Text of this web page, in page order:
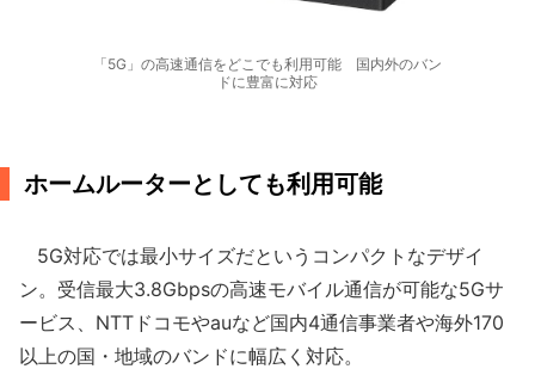
「5G」の高速通信をどこでも利用可能 国内外のバン
ドに豊富に対応
ホームルーターとしても利用可能
5G対応では最小サイズだというコンパクトなデザイ
ン。受信最大3.8Gbpsの高速モバイル通信が可能な5Gサ
ービス、NTTドコモやauなど国内4通信事業者や海外170
以上の国・地域のバンドに幅広く対応。